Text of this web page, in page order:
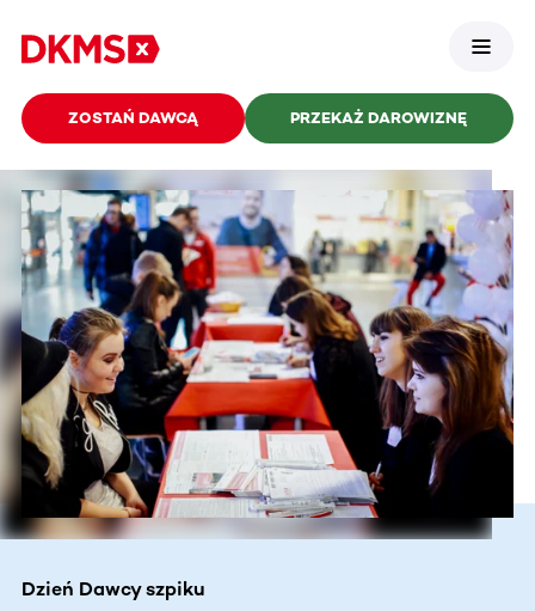
ZOSTAŃ DAWCĄ PRZEKAŻ DAROWIZNĘ
Dzień Dawcy szpiku